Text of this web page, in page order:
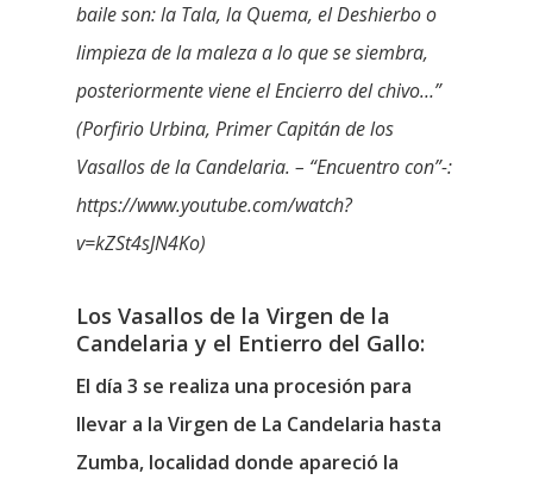
baile son: la Tala, la Quema, el Deshierbo o
limpieza de la maleza a lo que se siembra,
posteriormente viene el Encierro del chivo…”
(Porfirio Urbina, Primer Capitán de los
Vasallos de la Candelaria. – “Encuentro con”-:
https://www.youtube.com/watch?
v=kZSt4sJN4Ko)
Los Vasallos de la Virgen de la
Candelaria y el Entierro del Gallo:
El día 3 se realiza una procesión para
llevar a la Virgen de La Candelaria hasta
Zumba, localidad donde apareció la